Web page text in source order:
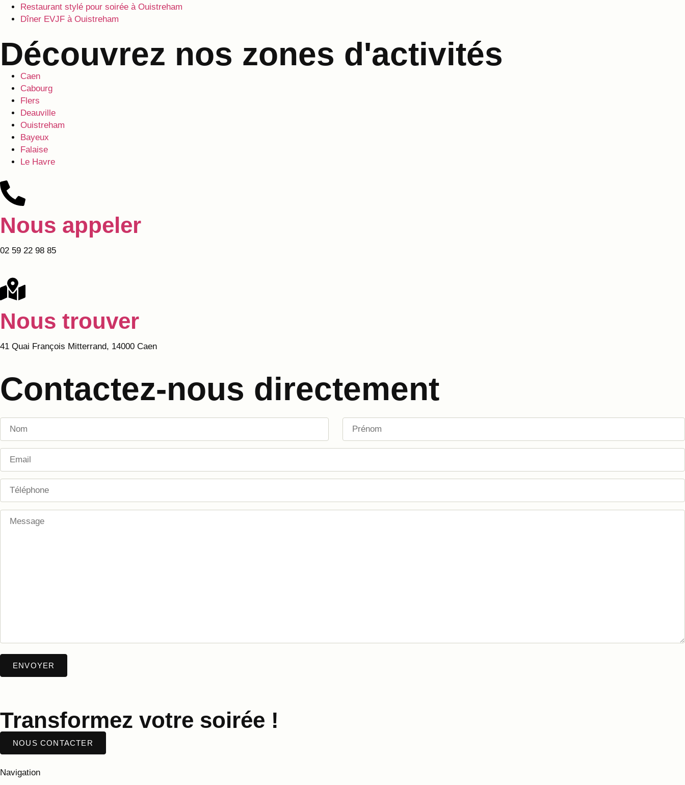
Restaurant stylé pour soirée à Ouistreham
Dîner EVJF à Ouistreham
Découvrez nos zones d'activités
Caen
Cabourg
Flers
Deauville
Ouistreham
Bayeux
Falaise
Le Havre
Nous appeler
02 59 22 98 85
Nous trouver
41 Quai François Mitterrand, 14000 Caen
Contactez-nous directement
Transformez votre soirée !
NOUS CONTACTER
Navigation